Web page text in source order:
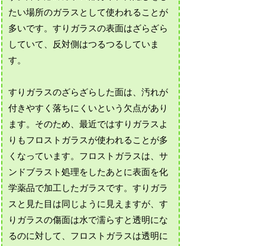
たい場所のガラスとして使われることが
多いです。すりガラスの表面はざらざら
していて、反対側はつるつるしていま
す。
すりガラスのざらざらした面は、汚れが
付きやすく落ちにくいという欠点があり
ます。そのため、最近ではすりガラスよ
りもフロストガラスが使われることが多
くなっています。フロストガラスは、サ
ンドブラスト処理をしたあとに表面を化
学薬品で加工したガラスです。すりガラ
スと見た目は同じように見えますが、す
りガラスの傷面は水で濡らすと透明にな
るのに対して、フロストガラスは透明に